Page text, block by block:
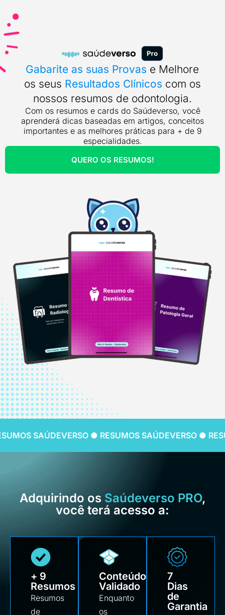
Gabarite as suas Provas e Melhore
os seus Resultados Clínicos com os
nossos resumos de odontologia.
Com os resumos e cards do Saúdeverso, você
aprenderá dicas baseadas em artigos, conceitos
importantes e as melhores práticas para + de 9
especialidades.
QUERO OS RESUMOS!
SAÚDEVERSO ● RESUMOS SAÚDEVERSO ●
Adquirindo os Saúdeverso PRO,
você terá acesso a:
+ 9
Resumos
Resumos
de
Conteúdo
Validado
Enquanto
os
7
Dias
de
Garantia